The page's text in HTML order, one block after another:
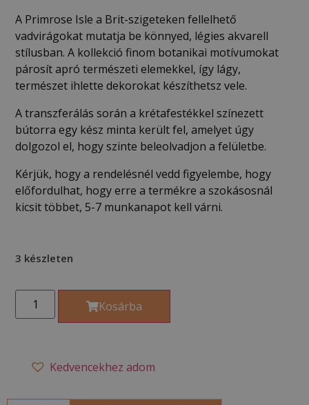
A Primrose Isle a Brit-szigeteken fellelhető
vadvirágokat mutatja be könnyed, légies akvarell
stílusban. A kollekció finom botanikai motívumokat
párosít apró természeti elemekkel, így lágy,
természet ihlette dekorokat készíthetsz vele.
A transzferálás során a krétafestékkel színezett
bútorra egy kész minta került fel, amelyet úgy
dolgozol el, hogy szinte beleolvadjon a felületbe.
Kérjük, hogy a rendelésnél vedd figyelembe, hogy
előfordulhat, hogy erre a termékre a szokásosnál
kicsit többet, 5-7 munkanapot kell várni.
3 készleten
Kosárba
Kedvencekhez adom